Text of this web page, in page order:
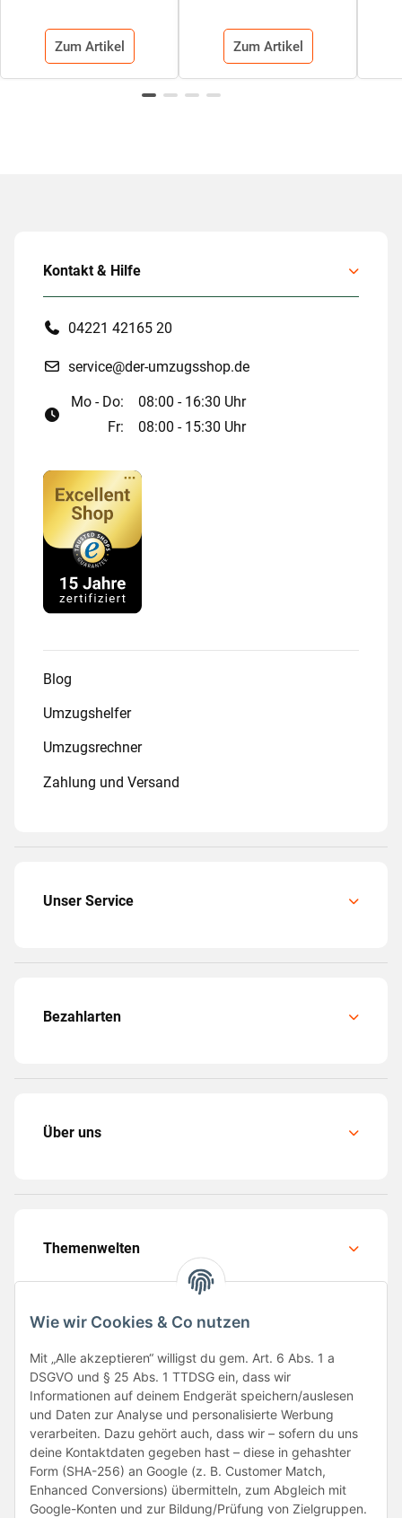
Wie wir Cookies & Co nutzen
Mit „Alle akzeptieren“ willigst du gem. Art. 6 Abs. 1 a
DSGVO und § 25 Abs. 1 TTDSG ein, dass wir
Informationen auf deinem Endgerät speichern/auslesen
und Daten zur Analyse und personalisierte Werbung
verarbeiten. Dazu gehört auch, dass wir – sofern du uns
deine Kontaktdaten gegeben hast – diese in gehashter
Form (SHA-256) an Google (z. B. Customer Match,
Enhanced Conversions) übermitteln, zum Abgleich mit
Google-Konten und zur Bildung/Prüfung von Zielgruppen.
Zum Artikel Zum Artikel
Kontakt & Hilfe
04221 42165 20
service@der-umzugsshop.de
Mo - Do:
08:00 - 16:30 Uhr
Fr:
08:00 - 15:30 Uhr
Blog
Umzugshelfer
Umzugsrechner
Zahlung und Versand
Unser Service
Bezahlarten
Über uns
Themenwelten
Folge uns
Unsere Partner